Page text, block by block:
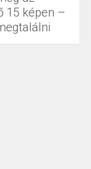
15 képen –